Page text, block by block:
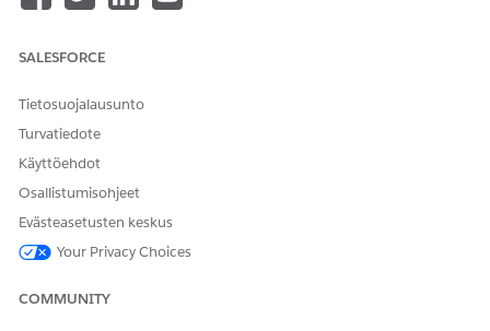
SALESFORCE
Tietosuojalausunto
Turvatiedote
Käyttöehdot
Osallistumisohjeet
Evästeasetusten keskus
Your Privacy Choices
COMMUNITY